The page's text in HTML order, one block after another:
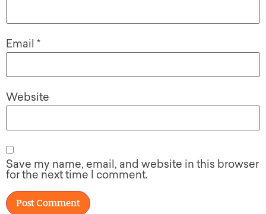
Email *
Website
Save my name, email, and website in this browser
for the next time I comment.